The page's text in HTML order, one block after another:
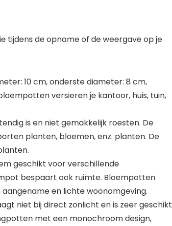
tijdens de opname of de weergave op je
10 cm, onderste diameter: 8 cm,
versieren je kantoor, huis, tuin,
is en niet gemakkelijk roesten. De
planten, bloemen, enz. planten. De
geschikt voor verschillende
bespaart ook ruimte. Bloempotten
en lichte woonomgeving.
niet bij direct zonlicht en is zeer geschikt
met een monochroom design,